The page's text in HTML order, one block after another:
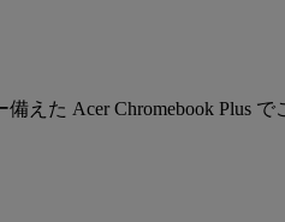
備えた Acer Chromebook Plus